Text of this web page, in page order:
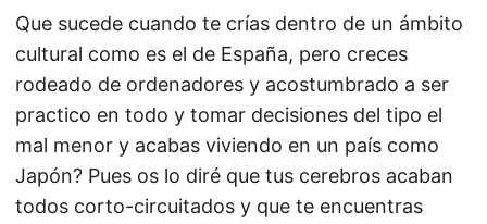
Que sucede cuando te crías dentro de un ámbito
cultural como es el de España, pero creces
rodeado de ordenadores y acostumbrado a ser
practico en todo y tomar decisiones del tipo el
mal menor y acabas viviendo en un país como
Japón? Pues os lo diré que tus cerebros acaban
todos corto-circuitados y que te encuentras